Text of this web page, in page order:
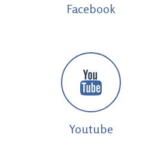
Facebook
Youtube